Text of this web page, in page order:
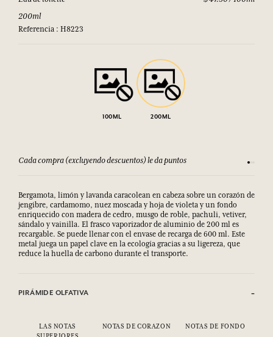
200ml
Referencia : H8223
100ML 200ML
Cada compra (excluyendo descuentos) le da puntos
Bergamota, limón y lavanda caracolean en cabeza sobre un corazón de
jengibre, cardamomo, nuez moscada y hoja de violeta y un fondo
enriquecido con madera de cedro, musgo de roble, pachuli, vetiver,
sándalo y vainilla. El frasco vaporizador de aluminio de 200 ml es
recargable. Se puede llenar con el envase de recarga de 600 ml. Este
metal juega un papel clave en la ecología gracias a su ligereza, que
reduce la huella de carbono durante el transporte.
PIRÁMIDE OLFATIVA
LAS NOTAS
NOTAS DE CORAZON NOTAS DE FONDO